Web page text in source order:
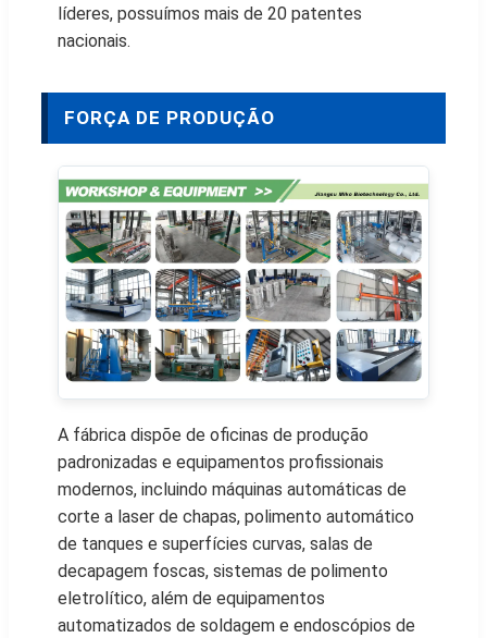
líderes, possuímos mais de 20 patentes
nacionais.
FORÇA DE PRODUÇÃO
A fábrica dispõe de oficinas de produção
padronizadas e equipamentos profissionais
modernos, incluindo máquinas automáticas de
corte a laser de chapas, polimento automático
de tanques e superfícies curvas, salas de
decapagem foscas, sistemas de polimento
eletrolítico, além de equipamentos
automatizados de soldagem e endoscópios de